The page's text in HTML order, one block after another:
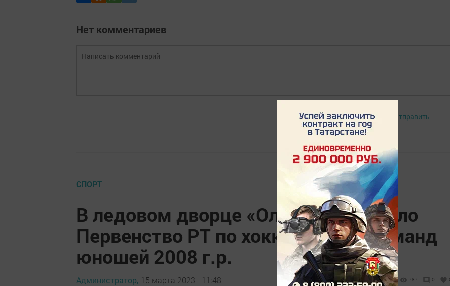
Нет комментариев
Авторизоваться Отправить
СПОРТ
В ледовом дворце «Олимпия» прошло
Первенство РТ по хоккею среди команд
юношей 2008 г.р.
Администратор, 15 марта 2023 - 11:48 787 0